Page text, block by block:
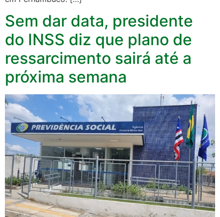
Sem dar data, presidente
do INSS diz que plano de
ressarcimento sairá até a
próxima semana